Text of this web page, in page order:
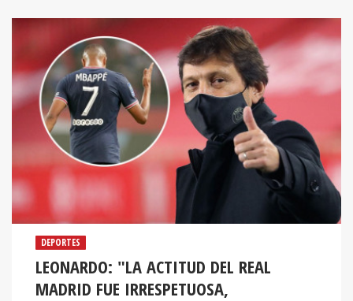
DEPORTES
LEONARDO: "LA ACTITUD DEL REAL
MADRID FUE IRRESPETUOSA,
INCORRECTA, ILEGAL E INACEPTABLE"